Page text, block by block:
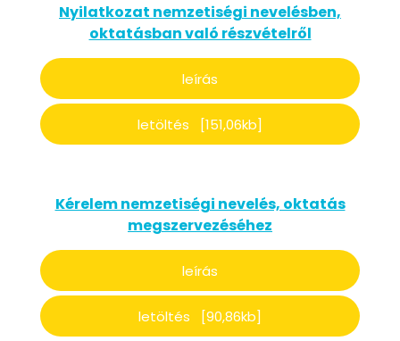
Nyilatkozat nemzetiségi nevelésben,
oktatásban való részvételről
leírás
letöltés [151,06kb]
Kérelem nemzetiségi nevelés, oktatás
megszervezéséhez
leírás
letöltés [90,86kb]